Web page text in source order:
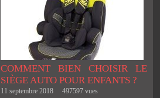
COMMENT BIEN CHOISIR LE
SIÈGE AUTO POUR ENFANTS ?
11 septembre 2018 497597 vues